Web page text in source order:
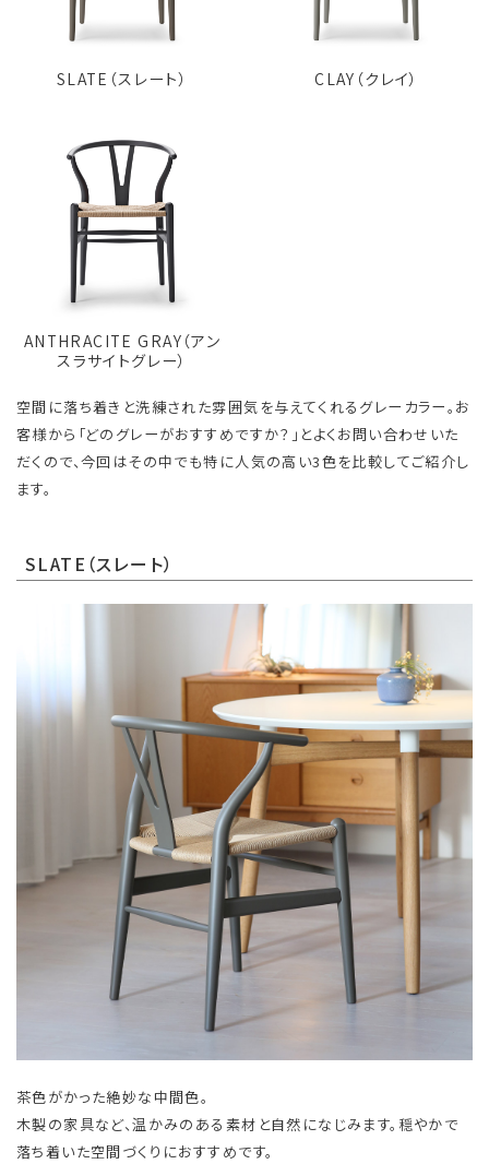
SLATE（スレート） CLAY（クレイ）
ANTHRACITE GRAY（アン
スラサイトグレー）
空間に落ち着きと洗練された雰囲気を与えてくれるグレーカラー。お
客様から「どのグレーがおすすめですか？」とよくお問い合わせいた
だくので、今回はその中でも特に人気の高い3色を比較してご紹介し
ます。
SLATE（スレート）
茶色がかった絶妙な中間色。
木製の家具など、温かみのある素材と自然になじみます。穏やかで
落ち着いた空間づくりにおすすめです。